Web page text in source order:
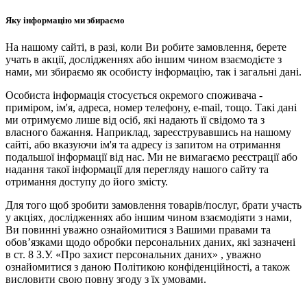
Яку інформацію ми збираємо
На нашому сайті, в разі, коли Ви робите замовлення, берете
учать в акції, дослідженнях або іншим чином взаємодієте з
нами, ми збираємо як особисту інформацію, так і загальні дані.
Особиста інформація стосується окремого споживача -
приміром, ім'я, адреса, номер телефону, e-mail, тощо. Такі дані
ми отримуємо лише від осіб, які надають її свідомо та з
власного бажання. Наприклад, зареєструвавшись на нашому
сайті, або вказуючи ім'я та адресу із запитом на отримання
подальшої інформації від нас. Ми не вимагаємо реєстрації або
надання такої інформації для перегляду нашого сайту та
отримання доступу до його змісту.
Для того щоб зробити замовлення товарів/послуг, брати участь
у акціях, дослідженнях або іншим чином взаємодіяти з нами,
Ви повинні уважно ознайомитися з Вашими правами та
обов’язками щодо обробки персональних даних, які зазначені
в ст. 8 З.У. «Про захист персональних даних» , уважно
ознайомитися з даною Політикою конфіденційності, а також
висловити свою повну згоду з їх умовами.